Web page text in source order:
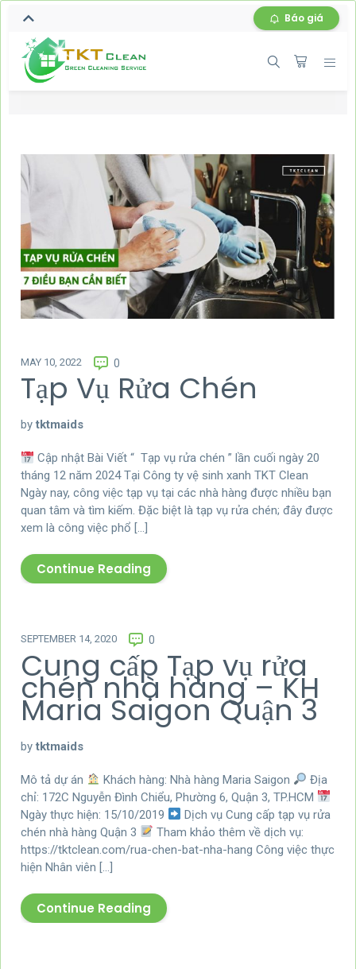
Báo giá
MAY 10, 2022 0
Tạp Vụ Rửa Chén
by tktmaids
Cập nhật Bài Viết “ Tạp vụ rửa chén ” lần cuối ngày 20
tháng 12 năm 2024 Tại Công ty vệ sinh xanh TKT Clean
Ngày nay, công việc tạp vụ tại các nhà hàng được nhiều bạn
quan tâm và tìm kiếm. Đặc biệt là tạp vụ rửa chén; đây được
xem là công việc phổ […]
Continue Reading
SEPTEMBER 14, 2020 0
Cung cấp Tạp vụ rửa
chén nhà hàng – KH
Maria Saigon Quận 3
by tktmaids
Mô tả dự án Khách hàng: Nhà hàng Maria Saigon
Địa
chỉ: 172C Nguyễn Đình Chiểu, Phường 6, Quận 3, TP.HCM
Ngày thực hiện: 15/10/2019
Dịch vụ Cung cấp tạp vụ rửa
chén nhà hàng Quận 3
Tham khảo thêm về dịch vụ:
https://tktclean.com/rua-chen-bat-nha-hang Công việc thực
hiện Nhân viên […]
Continue Reading